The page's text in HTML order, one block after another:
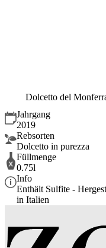
Dolcetto del
Jahrgang
2019
Rebsorten
Dolcetto in purezza
Füllmenge
0.75l
Info
Enthält Sulfite -
in Italien